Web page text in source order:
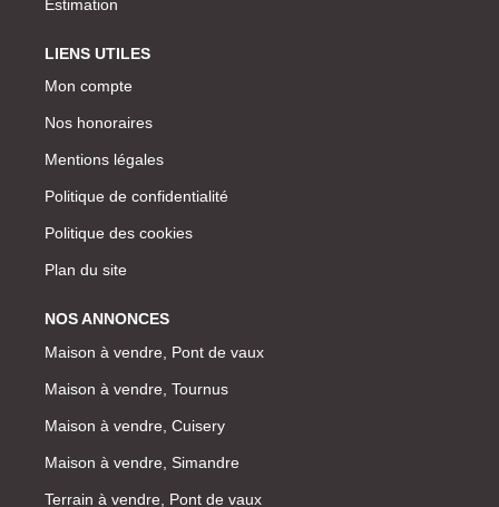
Estimation
LIENS UTILES
Mon compte
Nos honoraires
Mentions légales
Politique de confidentialité
Politique des cookies
Plan du site
NOS ANNONCES
Maison à vendre, Pont de vaux
Maison à vendre, Tournus
Maison à vendre, Cuisery
Maison à vendre, Simandre
Terrain à vendre, Pont de vaux